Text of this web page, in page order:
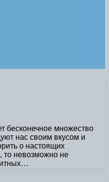
бесконечное множество
нас своим вкусом и
о настоящих
то невозможно не